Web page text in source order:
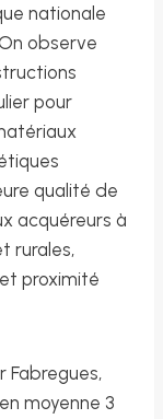
nationale
observe
pour
qualité de
acquéreurs à
rurales,
proximité
Fabregues,
moyenne 3